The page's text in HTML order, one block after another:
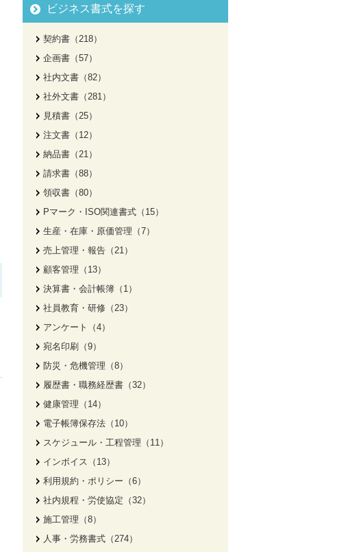
ビジネス書式を探す
契約書（218）
企画書（57）
社内文書（82）
社外文書（281）
見積書（25）
注文書（12）
納品書（21）
請求書（88）
領収書（80）
Pマーク・ISO関連書式（15）
生産・在庫・原価管理（7）
売上管理・報告（21）
顧客管理（13）
決算書・会計帳簿（1）
社員教育・研修（23）
アンケート（4）
宛名印刷（9）
防災・危機管理（8）
履歴書・職務経歴書（32）
健康管理（14）
電子帳簿保存法（10）
スケジュール・工程管理（11）
インボイス（13）
利用規約・ポリシー（6）
社内規程・労使協定（32）
施工管理（8）
人事・労務書式（274）